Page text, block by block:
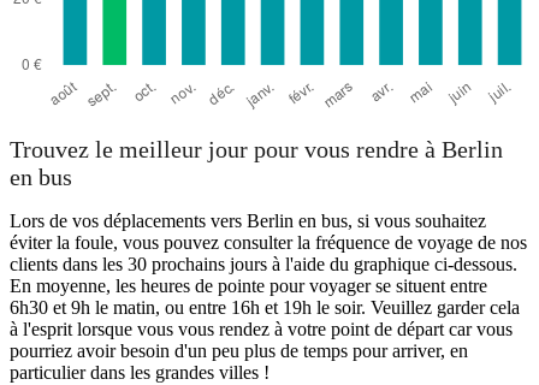
Trouvez le meilleur jour pour vous rendre à Berlin
en bus
Lors de vos déplacements vers Berlin en bus, si vous souhaitez
éviter la foule, vous pouvez consulter la fréquence de voyage de nos
clients dans les 30 prochains jours à l'aide du graphique ci-dessous.
En moyenne, les heures de pointe pour voyager se situent entre
6h30 et 9h le matin, ou entre 16h et 19h le soir. Veuillez garder cela
à l'esprit lorsque vous vous rendez à votre point de départ car vous
pourriez avoir besoin d'un peu plus de temps pour arriver, en
particulier dans les grandes villes !